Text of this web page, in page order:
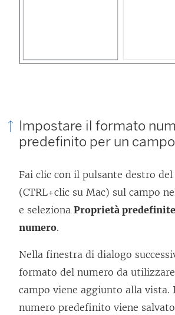
u
f
n
e
s
a
)
Impostare il formato
predefinito per un campo
Fai clic con il pulsante destro del
(CTRL+clic su Mac) sul campo
e seleziona Proprietà predefinite
numero.
Nella finestra di dialogo
formato del numero da
campo viene aggiunto alla vista.
numero predefinito viene